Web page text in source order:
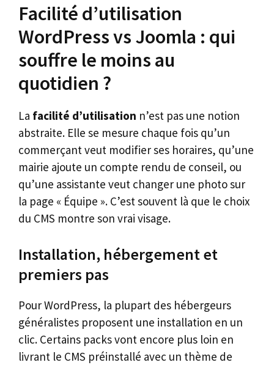
Facilité d’utilisation
WordPress vs Joomla : qui
souffre le moins au
quotidien ?
La facilité d’utilisation n’est pas une notion
abstraite. Elle se mesure chaque fois qu’un
commerçant veut modifier ses horaires, qu’une
mairie ajoute un compte rendu de conseil, ou
qu’une assistante veut changer une photo sur
la page « Équipe ». C’est souvent là que le choix
du CMS montre son vrai visage.
Installation, hébergement et
premiers pas
Pour WordPress, la plupart des hébergeurs
généralistes proposent une installation en un
clic. Certains packs vont encore plus loin en
livrant le CMS préinstallé avec un thème de